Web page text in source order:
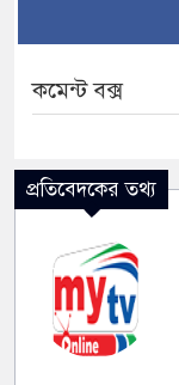
কমেন্ট বক্স
প্রতিবেদকের তথ্য